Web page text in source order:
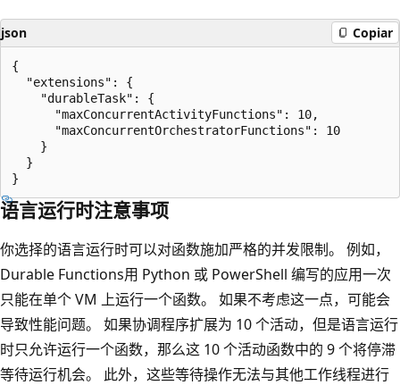
json Copiar
{
  "extensions": {
    "durableTask": {
      "maxConcurrentActivityFunctions": 10,
      "maxConcurrentOrchestratorFunctions": 10
    }
  }
语言运行时注意事项
你选择的语言运行时可以对函数施加严格的并发限制。 例如，
Durable Functions用 Python 或 PowerShell 编写的应用一次
只能在单个 VM 上运行一个函数。 如果不考虑这一点，可能会
导致性能问题。 如果协调程序扩展为 10 个活动，但是语言运行
时只允许运行一个函数，那么这 10 个活动函数中的 9 个将停滞
等待运行机会。 此外，这些等待操作无法与其他工作线程进行